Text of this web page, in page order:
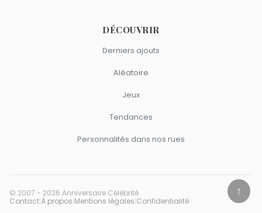
DÉCOUVRIR
Derniers ajouts
Aléatoire
Jeux
Tendances
Personnalités dans nos rues
© 2007 - 2026 Anniversaire Célébrité
Contact À propos Mentions légales Confidentialité
↑